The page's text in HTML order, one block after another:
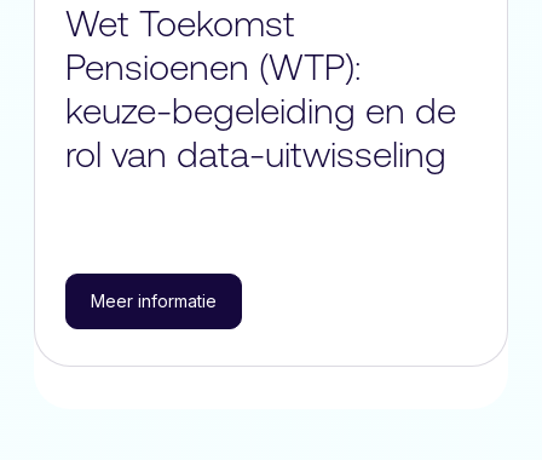
Wet Toekomst
Pensioenen (WTP):
keuze-begeleiding en de
rol van data-uitwisseling
Meer informatie